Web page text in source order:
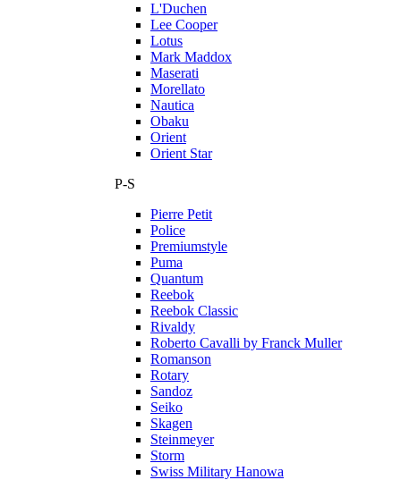
L'Duchen
Lee Cooper
Lotus
Mark Maddox
Maserati
Morellato
Nautica
Obaku
Orient
Orient Star
P-S
Pierre Petit
Police
Premiumstyle
Puma
Quantum
Reebok
Reebok Classic
Rivaldy
Roberto Cavalli by Franck Muller
Romanson
Rotary
Sandoz
Seiko
Skagen
Steinmeyer
Storm
Swiss Military Hanowa